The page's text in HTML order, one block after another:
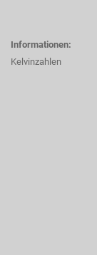
Informationen:
Kelvinzahlen